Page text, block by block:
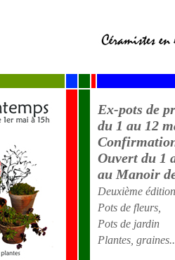
Ex-pots de
du 1 au 12
Ouvert du 1
au Manoir
Deuxième édition
Pots de fleurs,
Pots de jardin
Plantes,